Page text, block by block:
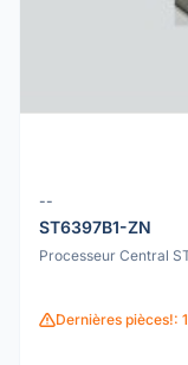
--
ST6397B1-ZN
Processeur Central
Dernières pièces!: 1